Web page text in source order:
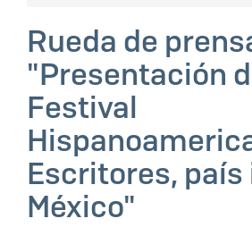
Rueda de
"Presentación
Festival
Escritores,
México"